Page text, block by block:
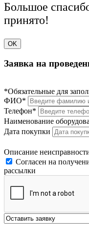
Большое
принято!
OK
Заявка на
*Обязательные для
ФИО*
Телефон*
Наименование
Дата покупки
Описание
Согласен на
рассылки